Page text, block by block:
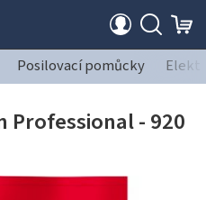
Posilovací pomůcky
Professional - 920